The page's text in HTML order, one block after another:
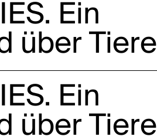
Ein
über Tiere
Ein
über Tiere